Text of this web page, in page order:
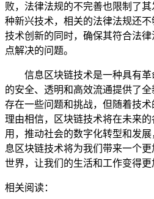
败，法律法规的不完善也限制了
种新兴技术，相关的法律法规还
技术创新的同时，确保其符合法
点解决的问题。
信息区块链技术是一种具有
的安全、透明和高效流通提供了
存在一些问题和挑战，但随着技
理由相信，区块链技术将在未来
用，推动社会的数字化转型和发
息区块链技术将为我们带来一个
世界，让我们的生活和工作变得更
相关阅读：